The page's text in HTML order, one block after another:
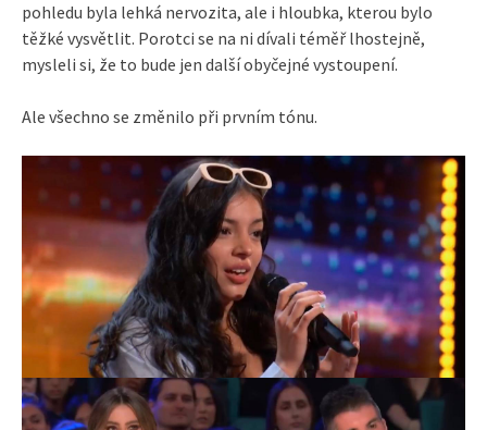
pohledu byla lehká nervozita, ale i hloubka, kterou bylo
těžké vysvětlit. Porotci se na ni dívali téměř lhostejně,
mysleli si, že to bude jen další obyčejné vystoupení.
Ale všechno se změnilo při prvním tónu.